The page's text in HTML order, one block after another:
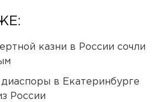
казни в России сочли
диаспоры в Екатеринбурге
России